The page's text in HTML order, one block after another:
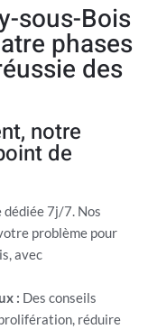
sous-Bois
phases
des
notre
de
dédiée 7j/7. Nos
problème pour
avec
: Des conseils
réduire